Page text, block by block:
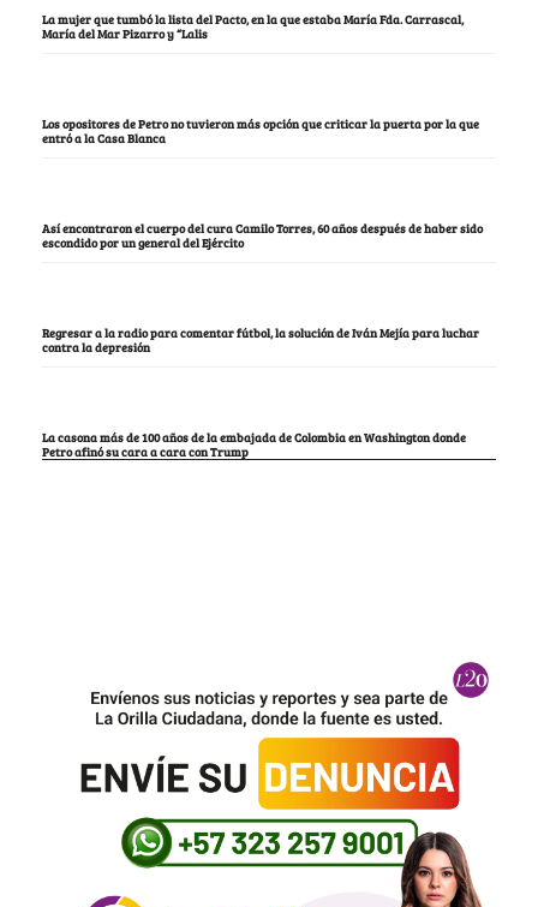
La mujer que tumbó la lista del Pacto, en la que estaba María Fda. Carrascal,
María del Mar Pizarro y “Lalis
Los opositores de Petro no tuvieron más opción que criticar la puerta por la que
entró a la Casa Blanca
Así encontraron el cuerpo del cura Camilo Torres, 60 años después de haber sido
escondido por un general del Ejército
Regresar a la radio para comentar fútbol, la solución de Iván Mejía para luchar
contra la depresión
La casona más de 100 años de la embajada de Colombia en Washington donde
Petro afinó su cara a cara con Trump